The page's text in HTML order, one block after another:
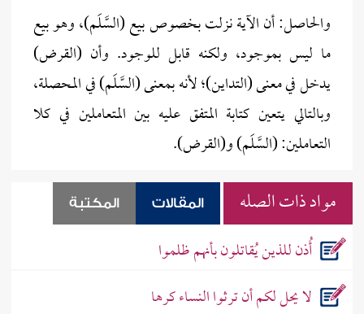
والحاصل: أن الآية نزلت بخصوص بيع (السَّلَم)، وهو بيع
ما ليس بموجود، ولكنه قابل للوجود. وأن (القرض)
يدخل في معنى (التداين)؛ لأنه بمعنى (السَّلَم) في المحصلة،
وبالتالي يتعين كتابة المتفق عليه بين المتعاملين في كلا
التعاملين: (السَّلَم) و(القرض).
مواد ذات الصله المقالات المكتبة
أُذن للذين يُقاتلون بأنهم ظلموا
لا يحل لكم أن ترثوا النساء كرها